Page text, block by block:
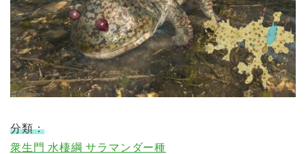
分類：
衆生門 水棲綱 サラマンダー種